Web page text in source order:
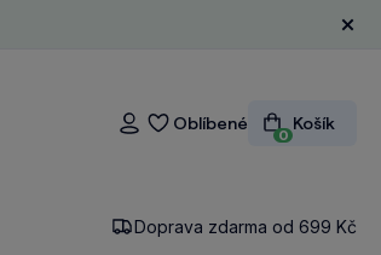
Přihlášení
Oblíbené
0
Košík
Doprava zdarma od 699 Kč